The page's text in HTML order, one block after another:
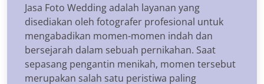
Jasa Foto Wedding adalah layanan yang
disediakan oleh fotografer profesional untuk
mengabadikan momen-momen indah dan
bersejarah dalam sebuah pernikahan. Saat
sepasang pengantin menikah, momen tersebut
merupakan salah satu peristiwa paling